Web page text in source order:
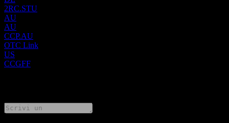
2RC.STU
AU
AU
CCP.AU
OTC Link
US
CCGFF